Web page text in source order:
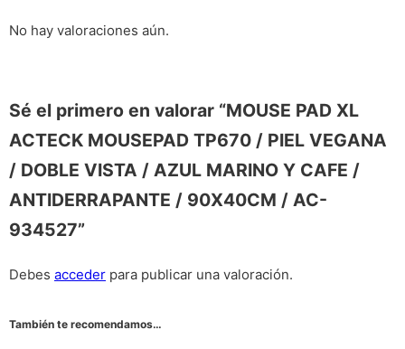
No hay valoraciones aún.
Sé el primero en valorar “MOUSE PAD XL
ACTECK MOUSEPAD TP670 / PIEL VEGANA
/ DOBLE VISTA / AZUL MARINO Y CAFE /
ANTIDERRAPANTE / 90X40CM / AC-
934527”
Debes acceder para publicar una valoración.
También te recomendamos…